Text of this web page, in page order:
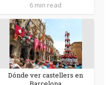
6 min read
Dónde ver castellers en